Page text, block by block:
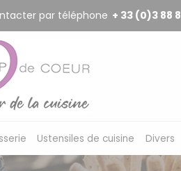
par téléphone + 33 (0)3 88
Ustensiles de cuisine Divers
cookies